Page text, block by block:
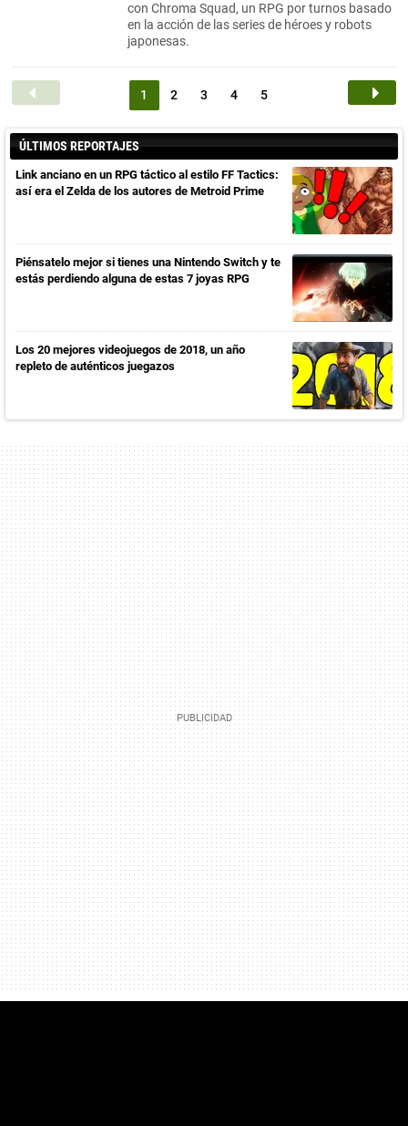
con Chroma Squad, un RPG por turnos basado
en la acción de las series de héroes y robots
japonesas.
1 2 3 4 5
ÚLTIMOS REPORTAJES
Link anciano en un RPG táctico al estilo FF Tactics:
así era el Zelda de los autores de Metroid Prime
Piénsatelo mejor si tienes una Nintendo Switch y te
estás perdiendo alguna de estas 7 joyas RPG
Los 20 mejores videojuegos de 2018, un año
repleto de auténticos juegazos